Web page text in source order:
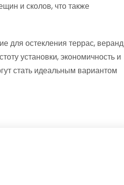
и сколов, что также
для остекления террас, веранд
установки, экономичность и
стать идеальным вариантом